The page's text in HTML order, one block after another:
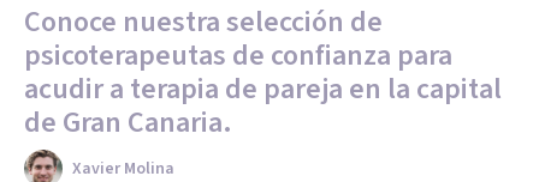
Conoce nuestra selección de
psicoterapeutas de confianza para
acudir a terapia de pareja en la capital
de Gran Canaria.
Xavier Molina